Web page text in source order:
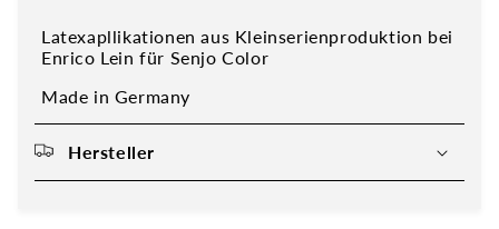
Latexapllikationen aus Kleinserienproduktion bei
Enrico Lein für Senjo Color
Made in Germany
Hersteller